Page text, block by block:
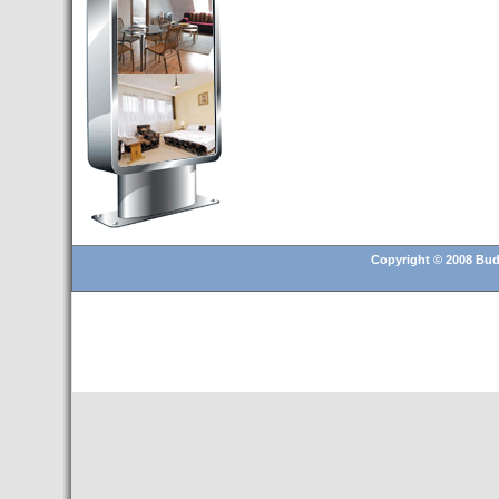
Budapest’.
- Hoteles en BUDAPEST:
Resultados octubre de 2016,
subida del 15% ocupación y
del 25,6% en el RevPar
- Nuevo Hotel en Budapest
bajo la marca Exe Hotusa
- Transfer Aeropuerto de
BUDAPEST
Copyright © 2008